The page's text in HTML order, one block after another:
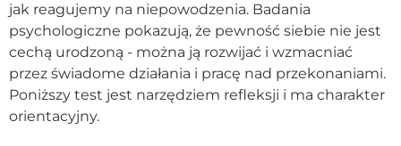
Kontakt
Dołącz do portalu
jak reagujemy na niepowodzenia. Badania
psychologiczne pokazują, że pewność siebie nie jest
cechą urodzoną - można ją rozwijać i wzmacniać
przez świadome działania i pracę nad przekonaniami.
Poniższy test jest narzędziem refleksji i ma charakter
orientacyjny.